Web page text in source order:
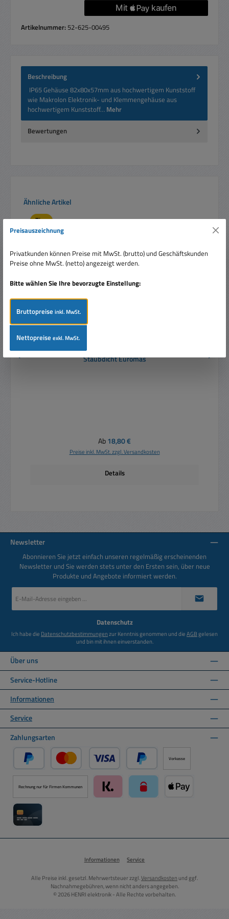
Artikelnummer: 52-625-00495
Beschreibung
IP65 Gehäuse 82x80x57mm aus hochwertigem Kunststoff
wie Makrolon Elektronik- und Klemmengehäuse aus
hochwertigem Kunststoff… Mehr
Bewertungen
Produktgalerie überspringen
Ähnliche Artikel
Tipp
IP65 Gehäuse 120x80x57mm IP65 Wasserdicht
Staubdicht Euromas
Regulärer Preis:
Ab18,80 €
Preise inkl. MwSt. zzgl. Versandkosten
Details
Newsletter
Abonnieren Sie jetzt einfach unseren regelmäßig erscheinenden
Newsletter und Sie werden stets unter den Ersten sein, über neue
Produkte und Angebote informiert werden.
Mail-
Datenschutz
Ich habe die Datenschutzbestimmungenzur Kenntnis genommen und dieAGBgelesen
und bin mit ihnen einverstanden.
Über uns
Service-Hotline
Informationen
Service
Zahlungsarten
PayPal Kredit- oder Debitkarte über PayPal
Später Bezahlen über PayPal
Vorkasse
Rechnung nur für Firmen Kommunen
Informationen Service
Alle Preise inkl. gesetzl. Mehrwertsteuer zzgl.Versandkosten und ggf.
Nachnahmegebühren, wenn nicht anders angegeben.
© 2026 HENRI elektronik - Alle Rechte vorbehalten.
Preisauszeichnung
Privatkunden können Preise mit MwSt. (brutto) und Geschäftskunden
Preise ohne MwSt. (netto) angezeigt werden.
Bitte wählen Sie Ihre bevorzugte Einstellung:
Bruttopreiseinkl. MwSt.
Nettopreiseexkl. MwSt.